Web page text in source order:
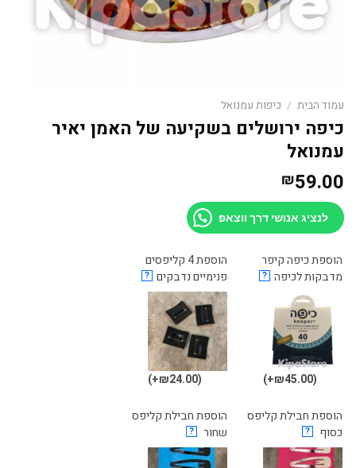
עמוד הבית / כיפות עמנואל
כיפה ירושלים בשקיעה של האמן יאיר
עמנואל
₪59.00
לנציג אנושי דרך ווצאפ
הוספת כיפה קיפר
מדבקות לכיפה ?
(₪45.00+)
הוספת 4 קליפסים
פנימיים נדבקים ?
(₪24.00+)
הוספת חבילת קליפס
כסוף
?
הוספת חבילת קליפס
שחור
?